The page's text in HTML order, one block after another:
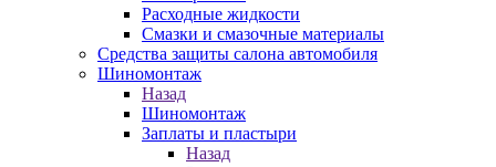
Расходные жидкости
Смазки и смазочные материалы
Средства защиты салона автомобиля
Шиномонтаж
Назад
Шиномонтаж
Заплаты и пластыри
Назад